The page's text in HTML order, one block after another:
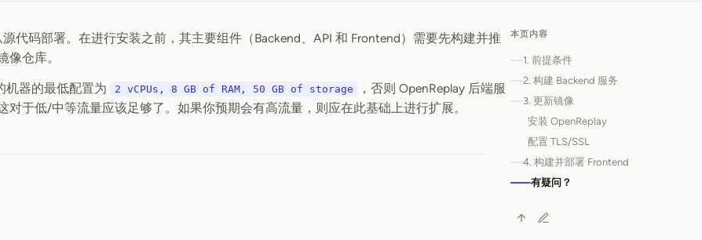
署
源代码部署。在进行安装之前，其主要组件（Backend、API 和 Frontend）需要先构建并推
像仓库。
机器的最低配置为 2 vCPUs, 8 GB of RAM, 50 GB of storage
，否则 OpenReplay 后端服
对于低/中等流量应该足够了。如果你预期会有高流量，则应在此基础上进行扩展。
本页内容
1. 前提条件
2. 构建 Backend 服务
3. 更新镜像
安装 OpenReplay
配置 TLS/SSL
4. 构建并部署 Frontend
有疑问？